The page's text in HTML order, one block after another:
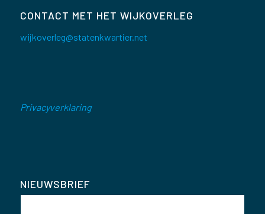
CONTACT MET HET WIJKOVERLEG
wijkoverleg@statenkwartier.net
Privacyverklaring
NIEUWSBRIEF